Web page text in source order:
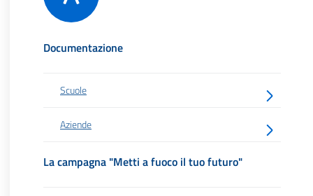
Documentazione
Scuole
Aziende
La campagna "Metti a fuoco il tuo futuro"